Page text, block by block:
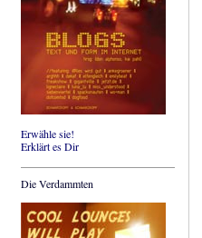
Erwähle sie!
Erklärt es Dir
Die Verdammten